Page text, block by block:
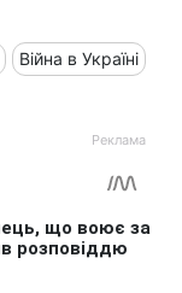
Війна в Україні